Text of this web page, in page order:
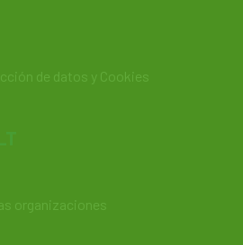
de datos y Cookies
organizaciones